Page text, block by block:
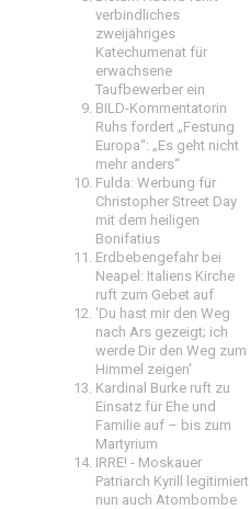
verbindliches
zweijähriges
Katechumenat für
erwachsene
Taufbewerber ein
BILD-Kommentatorin
Ruhs fordert „Festung
Europa“: „Es geht nicht
mehr anders“
Fulda: Werbung für
Christopher Street Day
mit dem heiligen
Bonifatius
Erdbebengefahr bei
Neapel: Italiens Kirche
ruft zum Gebet auf
'Du hast mir den Weg
nach Ars gezeigt; ich
werde Dir den Weg zum
Himmel zeigen'
Kardinal Burke ruft zu
Einsatz für Ehe und
Familie auf – bis zum
Martyrium
IRRE! - Moskauer
Patriarch Kyrill legitimiert
nun auch Atombombe